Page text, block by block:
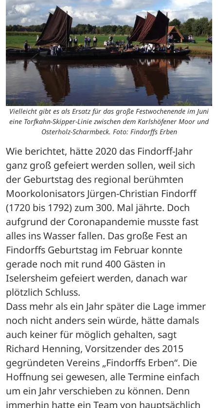
Vielleicht gibt es als Ersatz für das große Festwochenende im Juni
eine Torfkahn-Skipper-Linie zwischen dem Karlshöfener Moor und
Osterholz-Scharmbeck. Foto: Findorffs Erben
Wie berichtet, hätte 2020 das Findorff-Jahr
ganz groß gefeiert werden sollen, weil sich
der Geburtstag des regional berühmten
Moorkolonisators Jürgen-Christian Findorff
(1720 bis 1792) zum 300. Mal jährte. Doch
aufgrund der Coronapandemie musste fast
alles ins Wasser fallen. Das große Fest an
Findorffs Geburtstag im Februar konnte
gerade noch mit rund 400 Gästen in
Iselersheim gefeiert werden, danach war
plötzlich Schluss.
Dass mehr als ein Jahr später die Lage immer
noch nicht anders sein würde, hätte damals
auch keiner für möglich gehalten, sagt
Richard Henning, Vorsitzender des 2015
gegründeten Vereins „Findorffs Erben“. Die
Hoffnung sei gewesen, alle Termine einfach
um ein Jahr verschieben zu können. Denn
immerhin hatte ein Team von hauptsächlich